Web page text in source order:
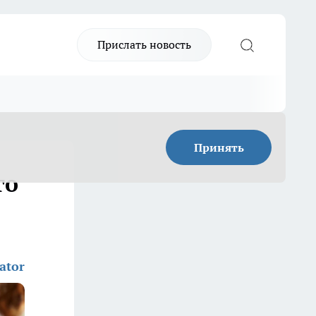
Прислать новость
Принять